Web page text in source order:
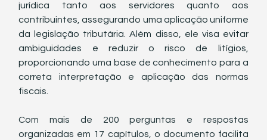
jurídica tanto aos servidores quanto aos
contribuintes, assegurando uma aplicação uniforme
da legislação tributária. Além disso, ele visa evitar
ambiguidades e reduzir o risco de litígios,
proporcionando uma base de conhecimento para a
correta interpretação e aplicação das normas
fiscais.
Com mais de 200 perguntas e respostas
organizadas em 17 capítulos, o documento facilita